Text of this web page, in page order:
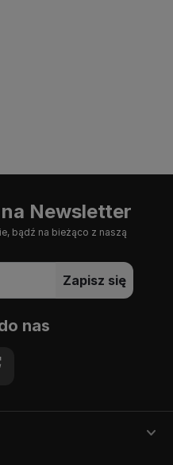
Newsletter
bądź na bieżąco z naszą
Zapisz się
nas